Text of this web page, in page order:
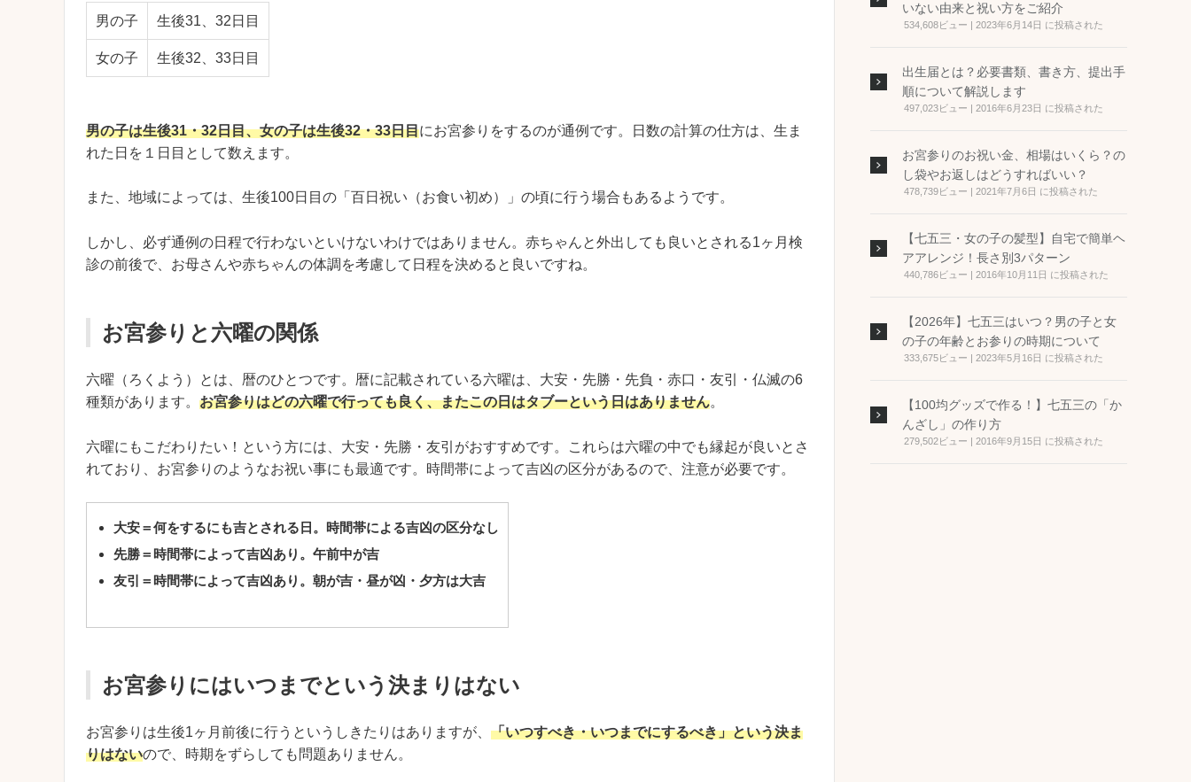
男の子 生後31、32日目
女の子 生後32、33日目
男の子は生後31・32日目、女の子は生後32・33日目にお宮参りをするのが通例です。日数の計算の仕方は、生ま
れた日を１日目として数えます。
また、地域によっては、生後100日目の「百日祝い（お食い初め）」の頃に行う場合もあるようです。
しかし、必ず通例の日程で行わないといけないわけではありません。赤ちゃんと外出しても良いとされる1ヶ月検
診の前後で、お母さんや赤ちゃんの体調を考慮して日程を決めると良いですね。
お宮参りと六曜の関係
六曜（ろくよう）とは、暦のひとつです。暦に記載されている六曜は、大安・先勝・先負・赤口・友引・仏滅の6
種類があります。 お宮参りはどの六曜で行っても良く、またこの日はタブーという日はありません。
六曜にもこだわりたい！という方には、大安・先勝・友引がおすすめです。これらは六曜の中でも縁起が良いとさ
れており、お宮参りのようなお祝い事にも最適です。時間帯によって吉凶の区分があるので、注意が必要です。
大安＝何をするにも吉とされる日。時間帯による吉凶の区分なし
先勝＝時間帯によって吉凶あり。午前中が吉
友引＝時間帯によって吉凶あり。朝が吉・昼が凶・夕方は大吉
お宮参りにはいつまでという決まりはない
お宮参りは生後1ヶ月前後に行うというしきたりはありますが、 「いつすべき・いつまでにするべき」という決ま
りはないので、時期をずらしても問題ありません。
いない由来と祝い方をご紹介
534,608ビュー | 2023年6月14日 に投稿された
出生届とは？必要書類、書き方、提出手
順について解説します
497,023ビュー | 2016年6月23日 に投稿された
お宮参りのお祝い金、相場はいくら？の
し袋やお返しはどうすればいい？
478,739ビュー | 2021年7月6日 に投稿された
【七五三・女の子の髪型】自宅で簡単ヘ
アアレンジ！長さ別3パターン
440,786ビュー | 2016年10月11日 に投稿された
【2026年】七五三はいつ？男の子と女
の子の年齢とお参りの時期について
333,675ビュー | 2023年5月16日 に投稿された
【100均グッズで作る！】七五三の「か
んざし」の作り方
279,502ビュー | 2016年9月15日 に投稿された